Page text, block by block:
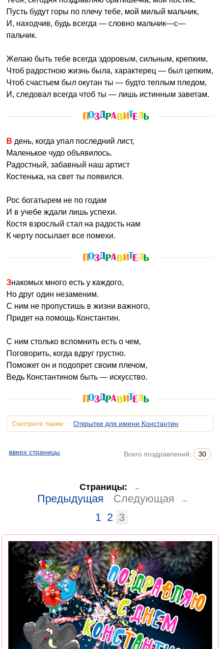
Пусть будут горы по плечу тебе, мой милый мальчик,
И, находчив, будь всегда — словно мальчик—с—
пальчик.
Желаю быть тебе всегда здоровым, сильным, крепким,
Чтоб радостною жизнь была, характерец — был цепким,
Чтоб счастьем был окутан ты — будто теплым пледом,
И, следовал всегда чтоб ты — лишь истинным заветам.
В день, когда упал последний лист,
Маленькое чудо объявилось.
Радостный, забавный наш артист
Костенька, на свет ты появился.
Рос богатырем не по годам
И в учебе ждали лишь успехи.
Костя взрослый стал на радость нам
К черту посылает все помехи.
Знакомых много есть у каждого,
Но друг один незаменим.
С ним не пропустишь в жизни важного,
Придет на помощь Константин.
С ним столько вспомнить есть о чем,
Поговорить, когда вдруг грустно.
Поможет он и подопрет своим плечом,
Ведь Константином быть — искусство.
Смотрите также: Открытки для имени Константин
вверх страницы Всего поздравлений: 30
Страницы: ←
Предыдущая Следующая →
1 2 3